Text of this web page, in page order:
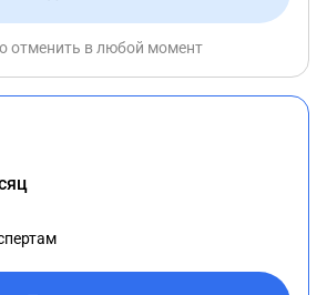
отменить в любой момент